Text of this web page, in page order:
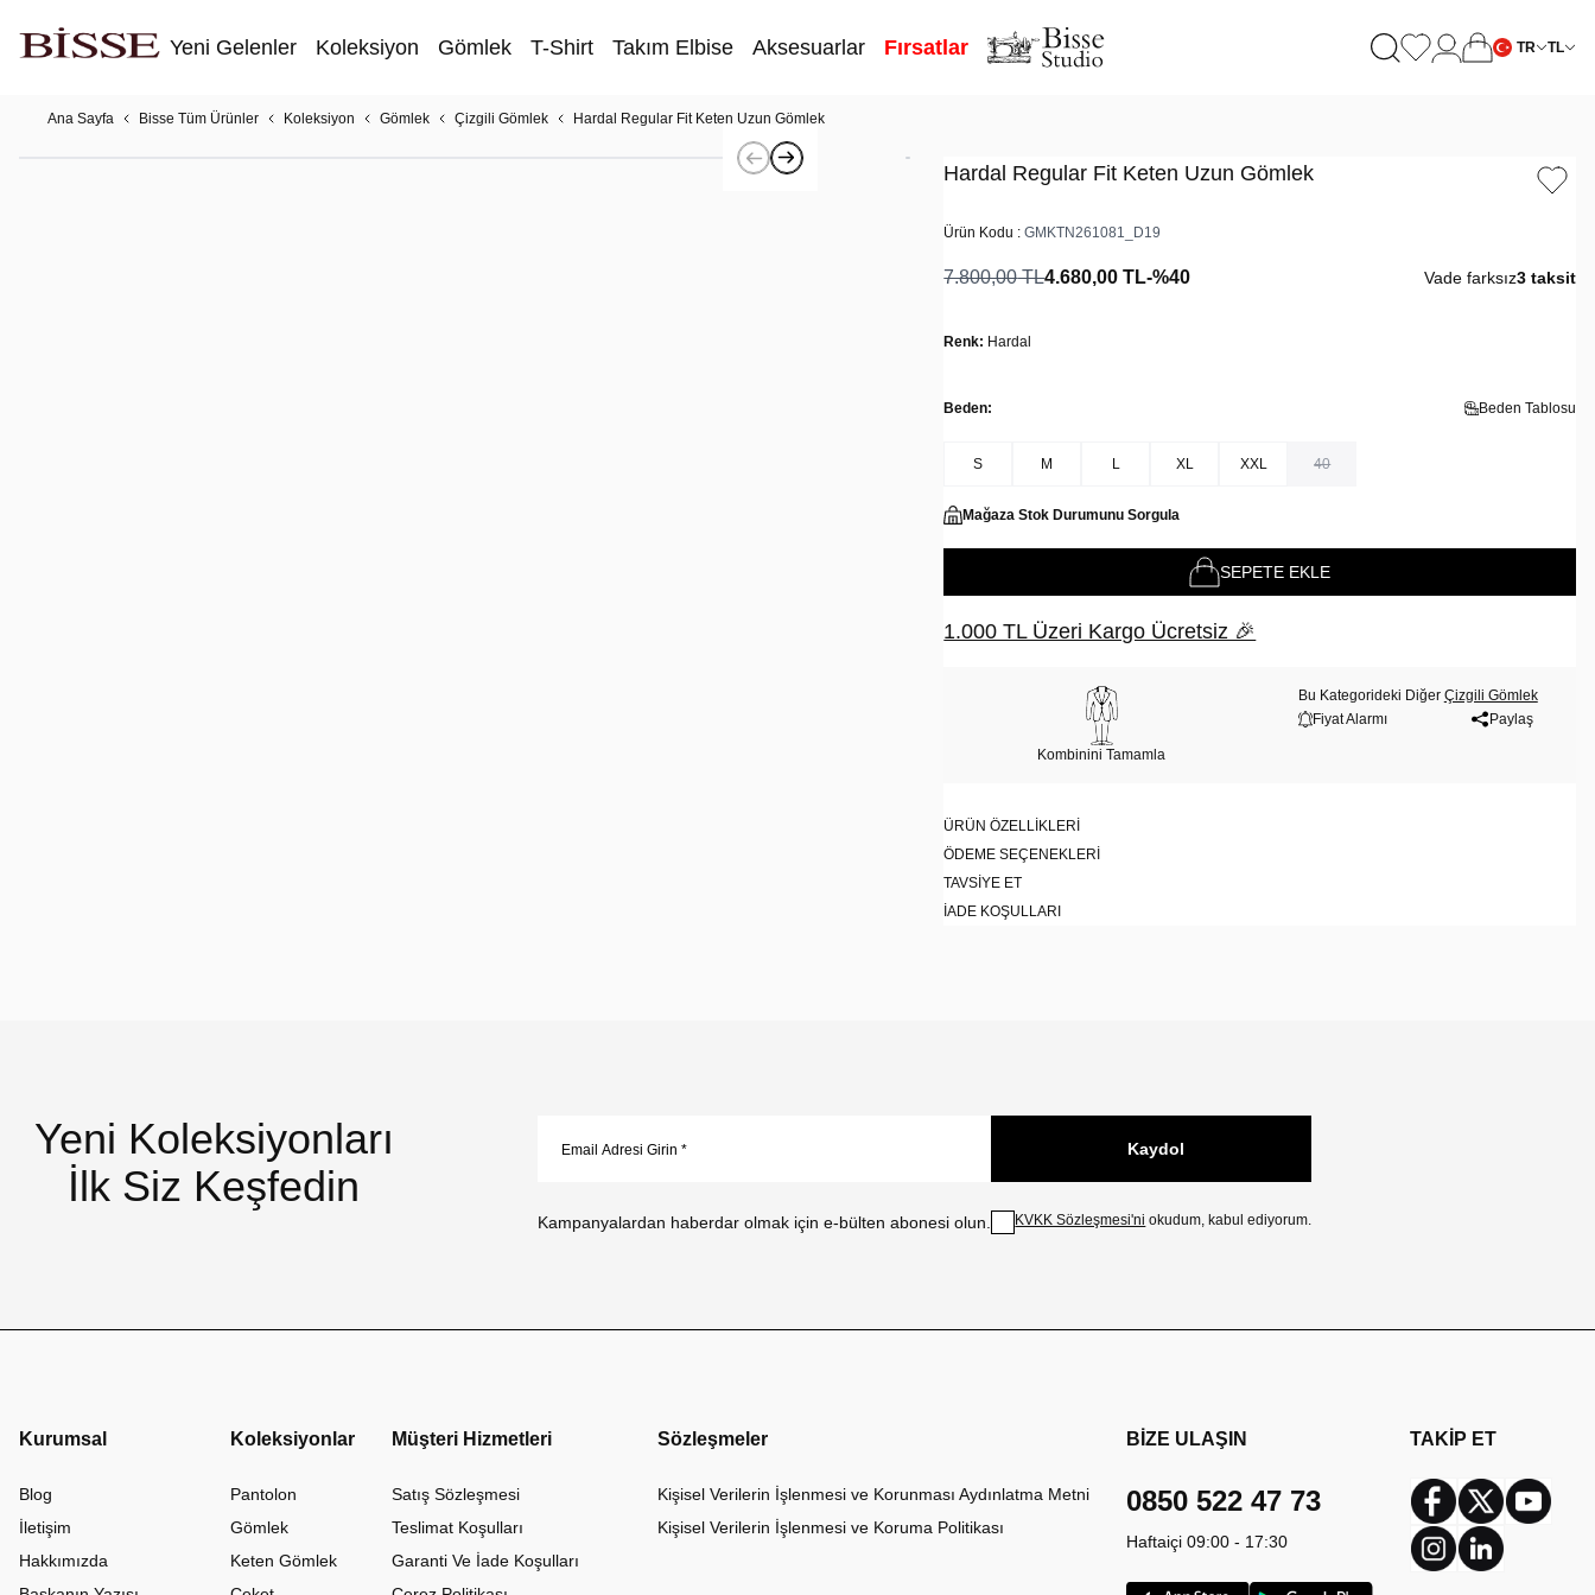
Yeni Gelenler Koleksiyon Gömlek T-Shirt Takım Elbise Aksesuarlar Fırsatlar TR TL
Ana Sayfa Bisse Tüm Ürünler Koleksiyon Gömlek Çizgili Gömlek Hardal Regular Fit Keten Uzun Gömlek
Hardal Regular Fit Keten Uzun Gömlek
Ürün Kodu :GMKTN261081_D19
7.800,00TL4.680,00 TL-%40 Vade farksız3 taksit
Renk: Hardal
Beden: Beden Tablosu
S M L XL XXL 40
Mağaza Stok Durumunu Sorgula
SEPETE EKLE
1.000 TL Üzeri Kargo Ücretsiz 🎉
Kombinini Tamamla
Bu Kategorideki Diğer Çizgili Gömlek
Fiyat Alarmı
Paylaş
ÜRÜN ÖZELLIKLERI
ÖDEME SEÇENEKLERI
TAVSIYE ET
İADE KOŞULLARI
Yeni Koleksiyonları
İlk Siz Keşfedin
Kampanyalardan haberdar olmak için e-bülten abonesi olun.
Kaydol
KVKK Sözleşmesi'ni okudum, kabul ediyorum.
Kurumsal
Blog
İletişim
Hakkımızda
Koleksiyonlar
Pantolon
Gömlek
Keten Gömlek
Müşteri Hizmetleri
Satış Sözleşmesi
Teslimat Koşulları
Garanti Ve İade Koşulları
Sözleşmeler
Kişisel Verilerin İşlenmesi ve Korunması Aydınlatma Metni
Kişisel Verilerin İşlenmesi ve Koruma Politikası
BİZE ULAŞIN
0850 522 47 73
Haftaiçi 09:00 - 17:30
TAKİP ET
Facebook
Twitter
InstagramLinkedin